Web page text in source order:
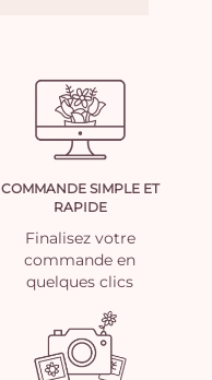
COMMANDE SIMPLE ET
RAPIDE
Finalisez votre
commande en
quelques clics